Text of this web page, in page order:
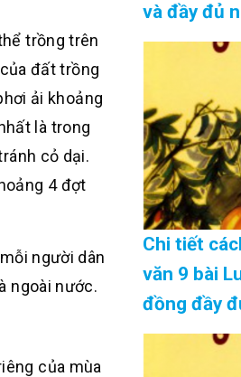
trồng trên
đất trồng
ải khoảng
là trong
cỏ dại.
4 đợt
người dân
ngoài nước.
của mùa
và đầy đủ
08/2026
Chi tiết
văn 9 bài
đồng đầy
08/2026